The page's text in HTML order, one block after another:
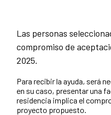
Las personas
compromiso de
2025.
Para recibir la ayuda, será
en su caso, presentar una
residencia implica el
proyecto propuesto.